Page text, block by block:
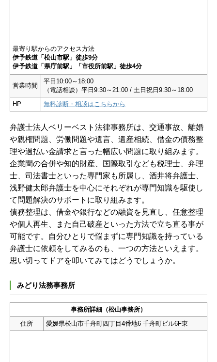
最寄り駅からのアクセス方法
伊予鉄道「松山市駅」徒歩9分
伊予鉄道「県庁前駅」「市役所前駅」徒歩4分
営業時間
平日10:00～18:00
（電話相談）平日9:30～21:00 / 土日祝日9:30～18:00
HP
無料診断・相談はこちらから
弁護士法人ベリーベスト法律事務所は、交通事故、離婚
や親権問題、労働問題や遺言、遺産相続、借金の債務整
理や過払い金請求と言った幅広い問題に取り組みます。
企業間の合併や知的財産、国際取引なども税理士、弁理
士、司法書士といった専門家も所属し、酒井将弁護士、
浅野健太郎弁護士を中心にそれぞれが専門知識を駆使し
て問題解決のサポートに取り組みます。
債務整理は、借金や銀行などの融資を見直し、任意整理
や個人再生、また自己破産といった方法で立ち直る事が
可能です。自分ひとりで悩まずに専門知識を持っている
弁護士に依頼をしてみるのも、一つの方法といえます。
思い切ってドアを叩いてみてはどうでしょうか。
みどり法務事務所
事務所詳細（松山事務所）
住所
愛媛県松山市千舟町四丁目4番地6 千舟町ビル6F東